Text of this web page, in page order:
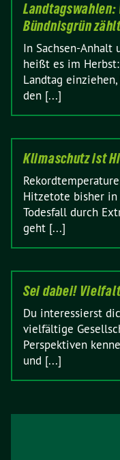
Bündnisgrün
In Sachsen-Anhalt
heißt es im
Landtag
den [...]
Klimaschutz ist
Hitzetote bisher in
Todesfall durch
geht [...]
Sei dabei!
Du interessierst
vielfältige
Perspektiven
und [...]